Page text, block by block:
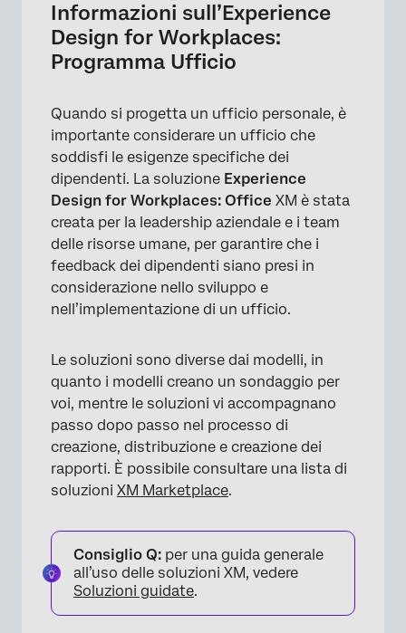
Creare un design dell’esperienza per gli
ambienti di lavoro: Programma per l’ufficio
Aggiunta di PARTECIPANTI al programma
Scheda Dashboard
Informazioni sull’Experience
Design for Workplaces:
Programma Ufficio
Quando si progetta un ufficio personale, è
importante considerare un ufficio che
soddisfi le esigenze specifiche dei
dipendenti. La soluzione Experience
Design for Workplaces: Office XM è stata
creata per la leadership aziendale e i team
delle risorse umane, per garantire che i
feedback dei dipendenti siano presi in
considerazione nello sviluppo e
nell’implementazione di un ufficio.
Le soluzioni sono diverse dai modelli, in
quanto i modelli creano un sondaggio per
voi, mentre le soluzioni vi accompagnano
passo dopo passo nel processo di
creazione, distribuzione e creazione dei
rapporti. È possibile consultare una lista di
soluzioni XM Marketplace.
Consiglio Q: per una guida generale
all’uso delle soluzioni XM, vedere
Soluzioni guidate.